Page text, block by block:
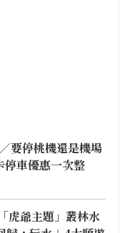
要停桃機還是機場
停車優惠一次整
虎爺主題」叢林水